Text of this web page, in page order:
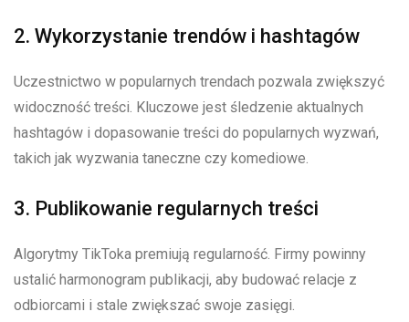
2. Wykorzystanie trendów i hashtagów
Uczestnictwo w popularnych trendach pozwala zwiększyć
widoczność treści. Kluczowe jest śledzenie aktualnych
hashtagów i dopasowanie treści do popularnych wyzwań,
takich jak wyzwania taneczne czy komediowe.
3. Publikowanie regularnych treści
Algorytmy TikToka premiują regularność. Firmy powinny
ustalić harmonogram publikacji, aby budować relacje z
odbiorcami i stale zwiększać swoje zasięgi.